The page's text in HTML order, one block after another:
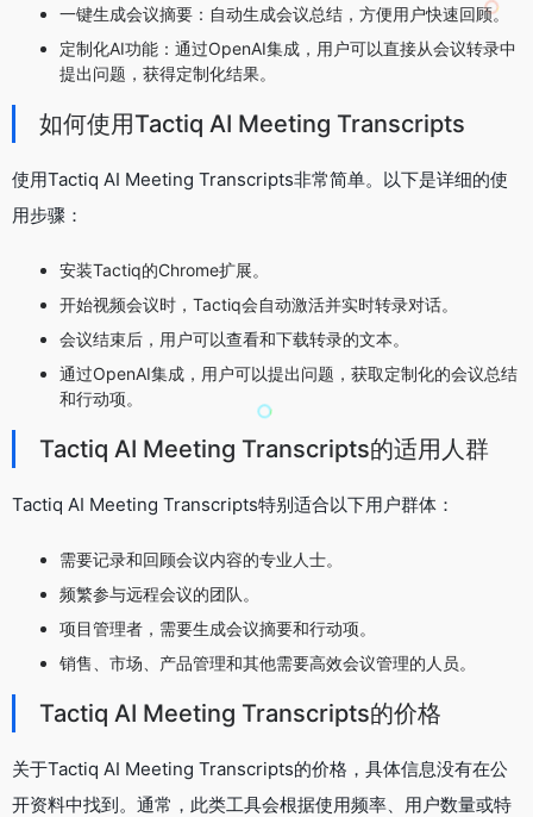
一键生成会议摘要：自动生成会议总结，方便用户快速回顾。
定制化AI功能：通过OpenAI集成，用户可以直接从会议转录中
提出问题，获得定制化结果。
如何使用Tactiq AI Meeting Transcripts
使用Tactiq AI Meeting Transcripts非常简单。以下是详细的使
用步骤：
安装Tactiq的Chrome扩展。
开始视频会议时，Tactiq会自动激活并实时转录对话。
会议结束后，用户可以查看和下载转录的文本。
通过OpenAI集成，用户可以提出问题，获取定制化的会议总结
和行动项。
Tactiq AI Meeting Transcripts的适用人群
Tactiq AI Meeting Transcripts特别适合以下用户群体：
需要记录和回顾会议内容的专业人士。
频繁参与远程会议的团队。
项目管理者，需要生成会议摘要和行动项。
销售、市场、产品管理和其他需要高效会议管理的人员。
Tactiq AI Meeting Transcripts的价格
关于Tactiq AI Meeting Transcripts的价格，具体信息没有在公
开资料中找到。通常，此类工具会根据使用频率、用户数量或特